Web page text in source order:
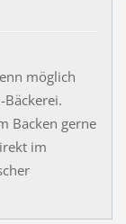
möglich
Backen gerne
im